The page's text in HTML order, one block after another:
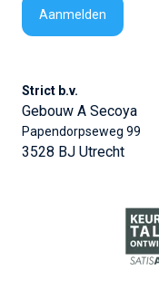
Strict b.v.
Gebouw A Secoya
Papendorpseweg 99
3528 BJ Utrecht